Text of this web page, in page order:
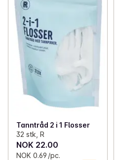
Tanntråd 2 i 1 Flosser
32 stk, R
NOK 22.00
NOK 0.69 /pc.